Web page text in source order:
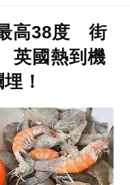
高38度 街
英國熱到機
！